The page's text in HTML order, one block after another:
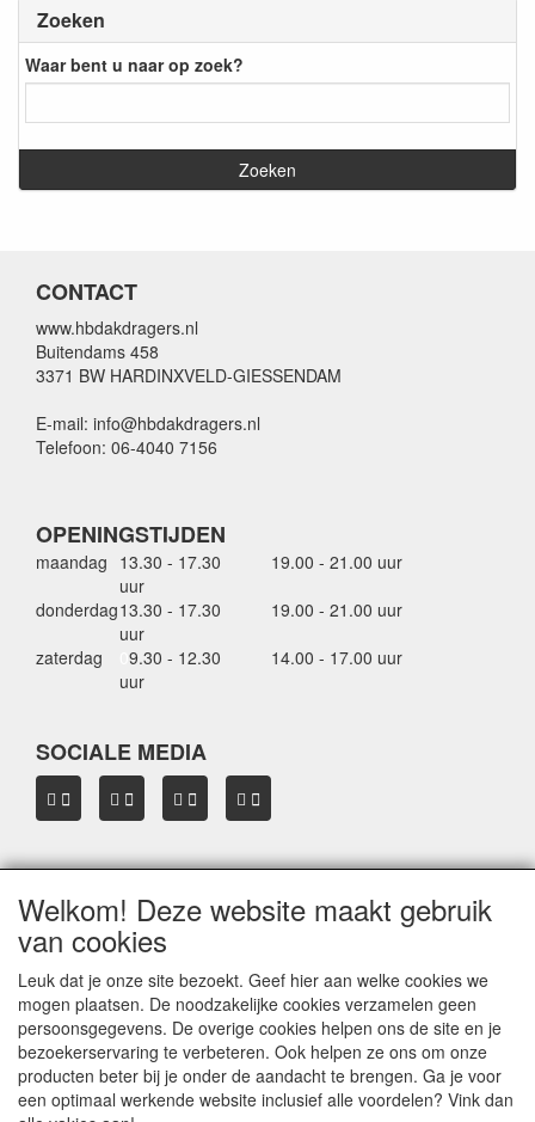
Zoeken
Waar bent u naar op zoek?
CONTACT
www.hbdakdragers.nl
Buitendams 458
3371 BW HARDINXVELD-GIESSENDAM
E-mail: info@hbdakdragers.nl
Telefoon: 06-4040 7156
OPENINGSTIJDEN
maandag 13.30 - 17.30
uur
19.00 - 21.00 uur
donderdag13.30 - 17.30
uur
19.00 - 21.00 uur
zaterdag
9.30 - 12.30
uur
14.00 - 17.00 uur
SOCIALE MEDIA
OVER HBDAKDRAGERS.NL
Dakkoffer verhuur Hardinxveld-Giessendam
Verkoop dakkoffers en skiboxen
Onze merken
Herroepingslink aanvragen
Privacyverklaring
Welkom! Deze website maakt gebruik
van cookies
Leuk dat je onze site bezoekt. Geef hier aan welke cookies we
mogen plaatsen. De noodzakelijke cookies verzamelen geen
persoonsgegevens. De overige cookies helpen ons de site en je
bezoekerservaring te verbeteren. Ook helpen ze ons om onze
producten beter bij je onder de aandacht te brengen. Ga je voor
een optimaal werkende website inclusief alle voordelen? Vink dan